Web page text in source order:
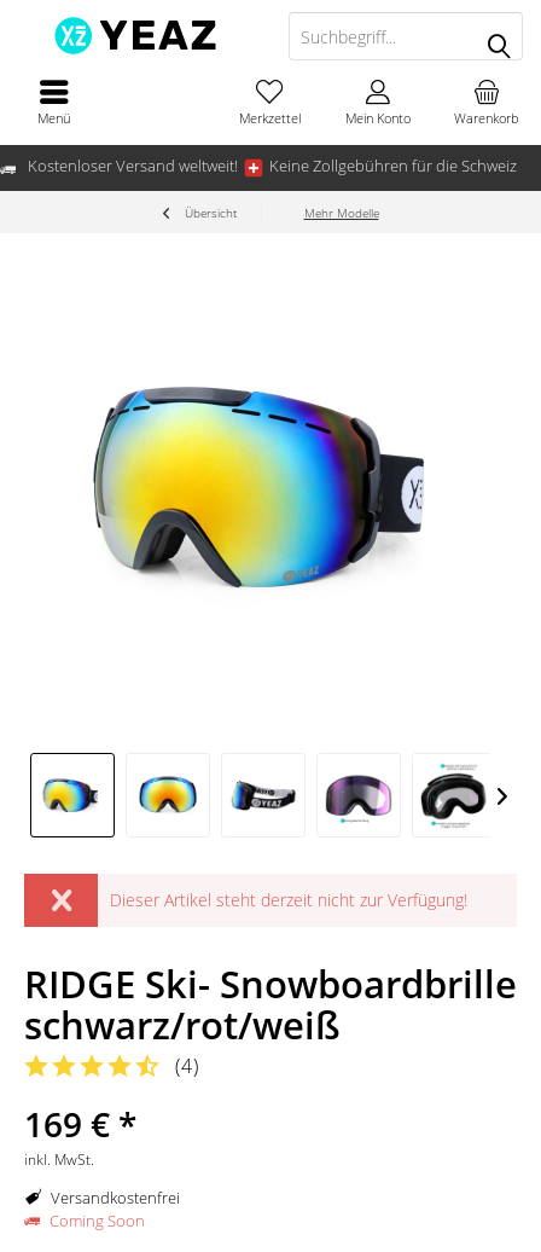
Kostenloser Versand weltweit! Keine Zollgebühren für die Schweiz
Menü Warenkorb
Merkzettel Mein Konto
Übersicht Mehr Modelle
Dieser Artikel steht derzeit nicht zur Verfügung!
RIDGE Ski- Snowboardbrille
schwarz/rot/weiß
(4)
169 € *
inkl. MwSt.
Versandkostenfrei
Coming Soon